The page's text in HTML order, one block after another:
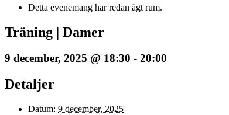
Detta evenemang har redan ägt rum.
Träning | Damer
9 december, 2025 @ 18:30 - 20:00
Detaljer
Datum: 9 december, 2025